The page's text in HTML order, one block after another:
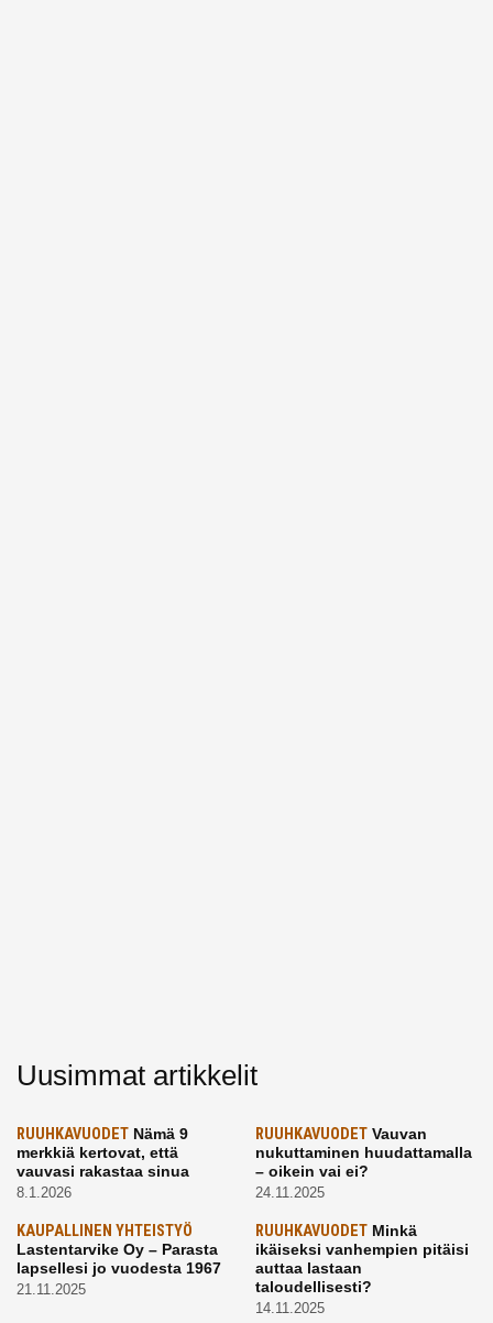
Uusimmat artikkelit
RUUHKAVUODET Nämä 9
merkkiä kertovat, että
vauvasi rakastaa sinua
8.1.2026
RUUHKAVUODETVauvan
nukuttaminen huudattamalla
– oikein vai ei?
24.11.2025
KAUPALLINEN YHTEISTYÖ
Lastentarvike Oy – Parasta
lapsellesi jo vuodesta 1967
21.11.2025
RUUHKAVUODETMinkä
ikäiseksi vanhempien pitäisi
auttaa lastaan
taloudellisesti?
14.11.2025